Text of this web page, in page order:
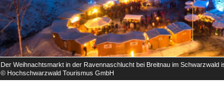
Der Weihnachtsmarkt in der Ravennaschlucht bei Breitnau im Schwarzwald
© Hochschwarzwald Tourismus GmbH